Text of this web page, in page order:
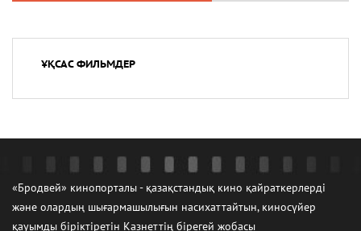
ҰҚСАС ФИЛЬМДЕР
«Бродвей» кинопорталы - қазақстандық кино қайраткерлерді
және олардың шығармашылығын насихаттайтын, киносүйер
қауымды біріктіретін Казнеттің бірегей жобасы